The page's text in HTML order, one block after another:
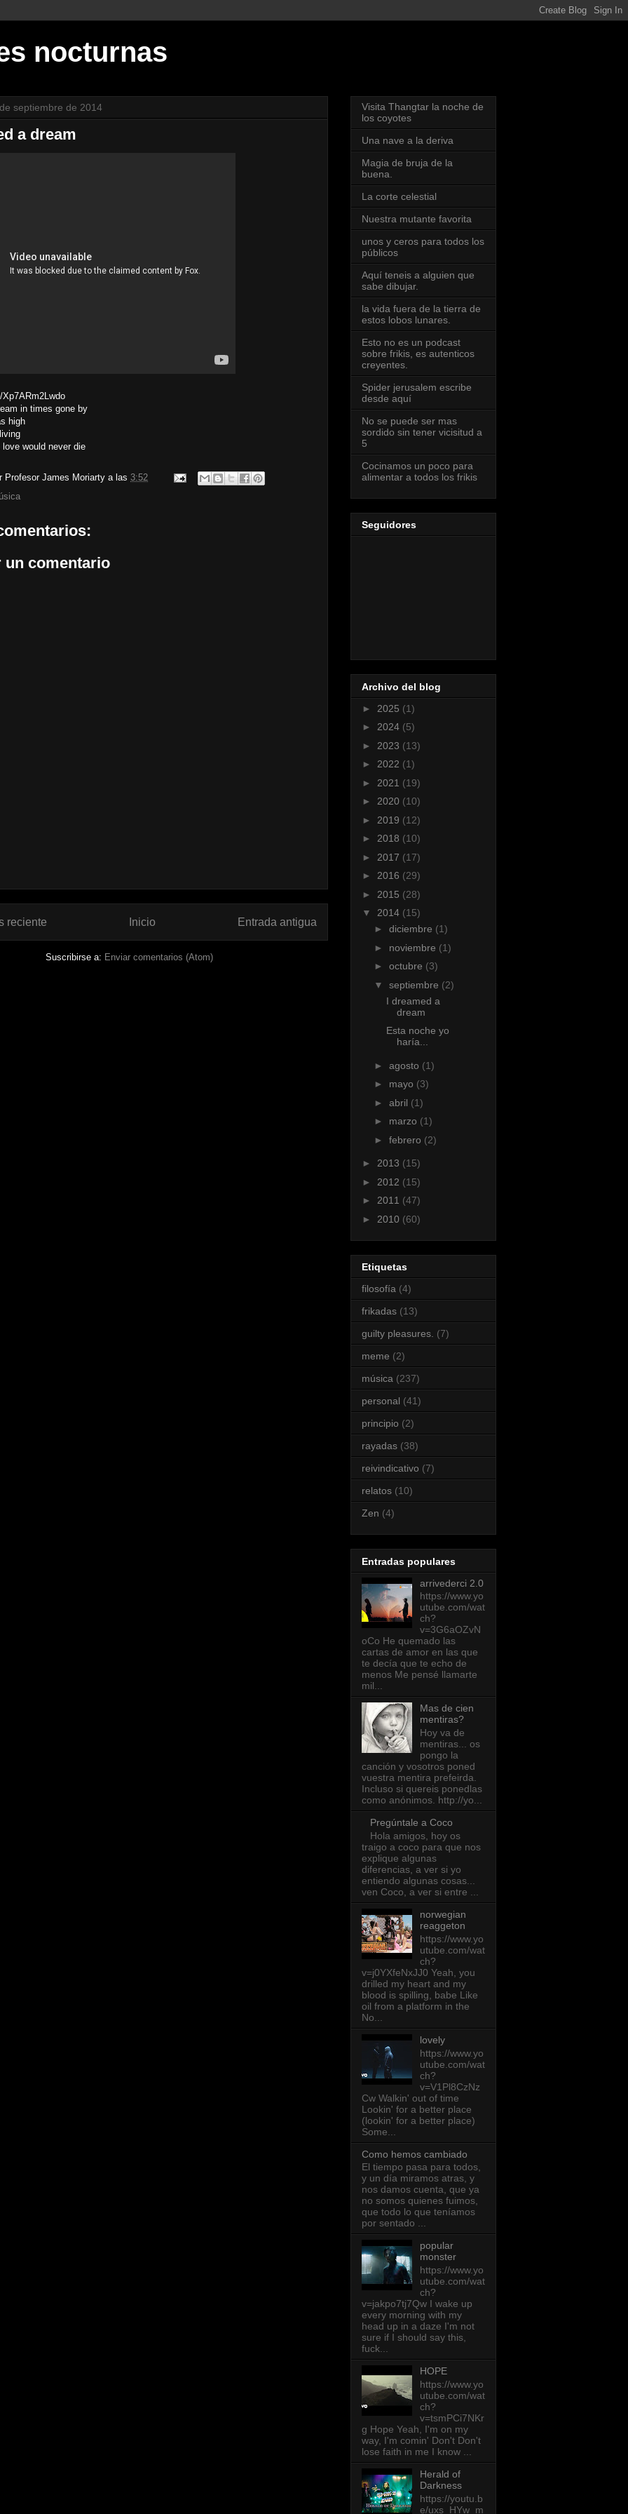
nocturnas
septiembre de 2014
a dream
in times gone by
high
love would never die
Profesor James Moriarty a las 3:52
un comentario
reciente Entrada antigua
Inicio
Suscribirse a: Enviar comentarios (Atom)
Visita Thangtar la noche de
los coyotes
Una nave a la deriva
Magia de bruja de la
buena.
La corte celestial
Nuestra mutante favorita
unos y ceros para todos los
públicos
Aquí teneis a alguien que
sabe dibujar.
la vida fuera de la tierra de
estos lobos lunares.
Esto no es un podcast
sobre frikis, es autenticos
creyentes.
Spider jerusalem escribe
desde aquí
No se puede ser mas
sordido sin tener vicisitud a
5
Cocinamos un poco para
alimentar a todos los frikis
Seguidores
Archivo del blog
► 2025 (1)
► 2024 (5)
► 2023 (13)
► 2022 (1)
► 2021 (19)
► 2020 (10)
► 2019 (12)
► 2018 (10)
► 2017 (17)
► 2016 (29)
► 2015 (28)
▼ 2014 (15)
► diciembre (1)
► noviembre (1)
► octubre (3)
▼ septiembre (2)
I dreamed a
dream
Esta noche yo
haría...
► agosto (1)
► mayo (3)
► abril (1)
► marzo (1)
► febrero (2)
► 2013 (15)
► 2012 (15)
► 2011 (47)
► 2010 (60)
Etiquetas
filosofía (4)
frikadas (13)
guilty pleasures. (7)
meme (2)
música (237)
personal (41)
principio (2)
rayadas (38)
reivindicativo (7)
relatos (10)
Zen (4)
Entradas populares
arrivederci 2.0
https://www.yo
utube.com/wat
ch?
v=3G6aOZvN
oCo He quemado las
cartas de amor en las que
te decía que te echo de
menos Me pensé llamarte
mil...
Mas de cien
mentiras?
Hoy va de
mentiras... os
pongo la
canción y vosotros poned
vuestra mentira prefeirda.
Incluso si quereis ponedlas
como anónimos. http://yo...
Pregúntale a Coco
Hola amigos, hoy os
traigo a coco para que nos
explique algunas
diferencias, a ver si yo
entiendo algunas cosas...
ven Coco, a ver si entre ...
norwegian
reaggeton
https://www.yo
utube.com/wat
ch?
v=j0YXfeNxJJ0 Yeah, you
drilled my heart and my
blood is spilling, babe Like
oil from a platform in the
No...
lovely
https://www.yo
utube.com/wat
ch?
v=V1Pl8CzNz
Cw Walkin' out of time
Lookin' for a better place
(lookin' for a better place)
Some...
Como hemos cambiado
El tiempo pasa para todos,
y un día miramos atras, y
nos damos cuenta, que ya
no somos quienes fuimos,
que todo lo que teníamos
por sentado ...
popular
monster
https://www.yo
utube.com/wat
ch?
v=jakpo7tj7Qw I wake up
every morning with my
head up in a daze I'm not
sure if I should say this,
fuck...
HOPE
https://www.yo
utube.com/wat
ch?
v=tsmPCi7NKr
g Hope Yeah, I'm on my
way, I'm comin' Don't Don't
lose faith in me I know ...
Herald of
Darkness
https://youtu.b
e/uxs_HYw_m